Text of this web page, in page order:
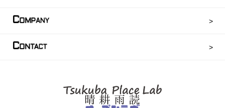
COMPANY
CONTACT